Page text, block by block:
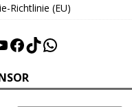
Richtlinie (EU)